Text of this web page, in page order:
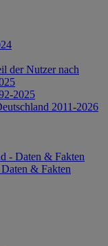
der Nutzer nach
2025
2011-2026
- Daten & Fakten
& Fakten